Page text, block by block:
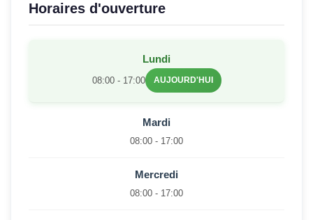
Horaires d'ouverture
Lundi
08:00 - 17:00 AUJOURD'HUI
Mardi
08:00 - 17:00
Mercredi
08:00 - 17:00